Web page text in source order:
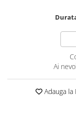
Scania R S G P
Volvo Aero
Ai
Adauga la